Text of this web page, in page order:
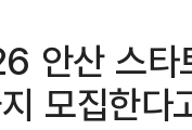
안산 스타
모집한다